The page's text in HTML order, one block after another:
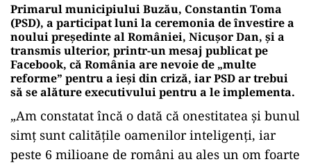
Primarul municipiului Buzău, Constantin Toma
(PSD), a participat luni la ceremonia de învestire a
noului preşedinte al României, Nicuşor Dan, şi a
transmis ulterior, printr-un mesaj publicat pe
Facebook, că România are nevoie de „multe
reforme” pentru a ieşi din criză, iar PSD ar trebui
să se alăture executivului pentru a le implementa.
„Am constatat încă o dată că onestitatea şi bunul
simţ sunt calităţile oamenilor inteligenţi, iar
peste 6 milioane de români au ales un om foarte